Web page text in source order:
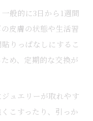
般的に3日から1週間
皮膚の状態や生活習
りっぱなしにするこ
め、定期的な交換が
ュエリーが取れやす
こすったり、引っか